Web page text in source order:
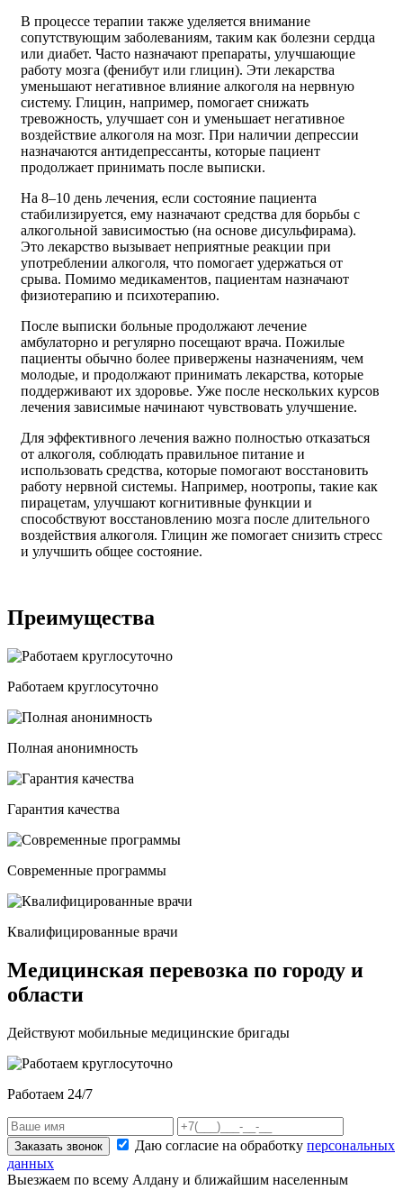
В процессе терапии также уделяется внимание
сопутствующим заболеваниям, таким как болезни сердца
или диабет. Часто назначают препараты, улучшающие
работу мозга (фенибут или глицин). Эти лекарства
уменьшают негативное влияние алкоголя на нервную
систему. Глицин, например, помогает снижать
тревожность, улучшает сон и уменьшает негативное
воздействие алкоголя на мозг. При наличии депрессии
назначаются антидепрессанты, которые пациент
продолжает принимать после выписки.
На 8–10 день лечения, если состояние пациента
стабилизируется, ему назначают средства для борьбы с
алкогольной зависимостью (на основе дисульфирама).
Это лекарство вызывает неприятные реакции при
употреблении алкоголя, что помогает удержаться от
срыва. Помимо медикаментов, пациентам назначают
физиотерапию и психотерапию.
После выписки больные продолжают лечение
амбулаторно и регулярно посещают врача. Пожилые
пациенты обычно более привержены назначениям, чем
молодые, и продолжают принимать лекарства, которые
поддерживают их здоровье. Уже после нескольких курсов
лечения зависимые начинают чувствовать улучшение.
Для эффективного лечения важно полностью отказаться
от алкоголя, соблюдать правильное питание и
использовать средства, которые помогают восстановить
работу нервной системы. Например, ноотропы, такие как
пирацетам, улучшают когнитивные функции и
способствуют восстановлению мозга после длительного
воздействия алкоголя. Глицин же помогает снизить стресс
и улучшить общее состояние.
Преимущества
Работаем круглосуточно
Полная анонимность
Гарантия качества
Современные программы
Квалифицированные врачи
Медицинская перевозка по городу и
области
Действуют мобильные медицинские бригады
Работаем 24/7
Заказать звонок Даю согласие на обработку персональных
данных
Выезжаем по всему Алдану и ближайшим населенным